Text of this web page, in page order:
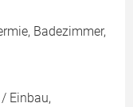
Badezimmer,
Einbau,